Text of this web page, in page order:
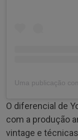
O diferencial de
com a produção
vintage e